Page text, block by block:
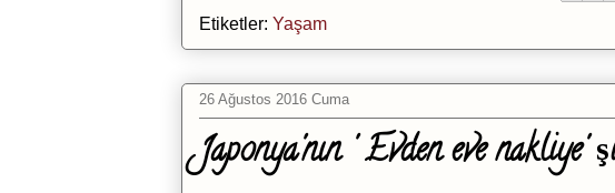
Etiketler: Yaşam
26 Ağustos 2016 Cuma
Japonya'nın ' Evden eve nakliye'